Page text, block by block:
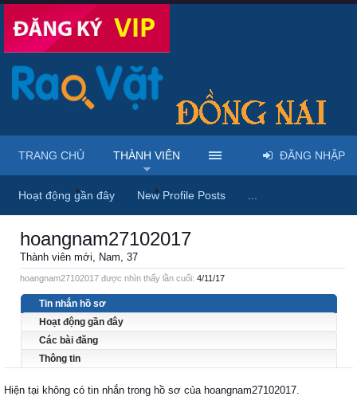
Trang chủ Thành viên hoangnam27102017
hoangnam27102017
Thành viên mới, Nam, 37
hoangnam27102017 được nhìn thấy lần cuối: 4/11/17
Tin nhắn hồ sơ
Hoạt động gần đây
Các bài đăng
Thông tin
Hiện tại không có tin nhắn trong hồ sơ của hoangnam27102017.
TRANG CHỦ THÀNH VIÊN
Hoạt động gần đây New Profile Posts
ĐĂNG NHẬP